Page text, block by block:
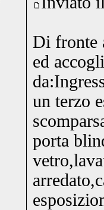
Di fronte
ed
un terzo
porta